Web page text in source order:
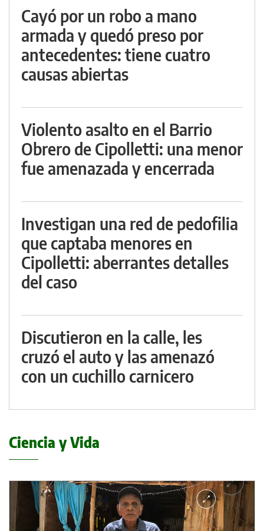
Cayó por un robo a mano
armada y quedó preso por
antecedentes: tiene cuatro
causas abiertas
Violento asalto en el Barrio
Obrero de Cipolletti: una menor
fue amenazada y encerrada
Investigan una red de pedofilia
que captaba menores en
Cipolletti: aberrantes detalles
del caso
Discutieron en la calle, les
cruzó el auto y las amenazó
con un cuchillo carnicero
Ciencia y Vida